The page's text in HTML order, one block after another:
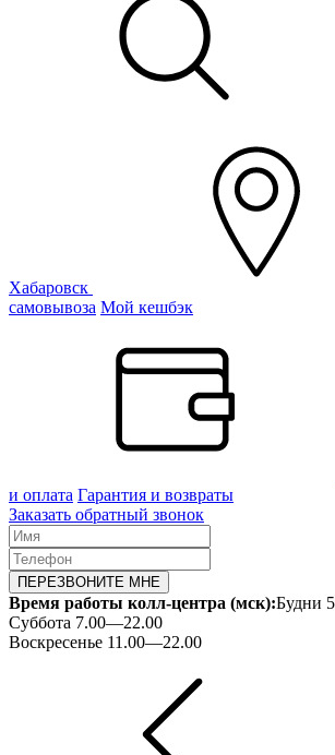
Хабаровск
самовывоза Мой кешбэк
и оплата Гарантия и возвраты
Заказать обратный звонок
ПЕРЕЗВОНИТЕ МНЕ
Время работы колл-центра (мск):Будни
Суббота 7.00—22.00
Воскресенье 11.00—22.00